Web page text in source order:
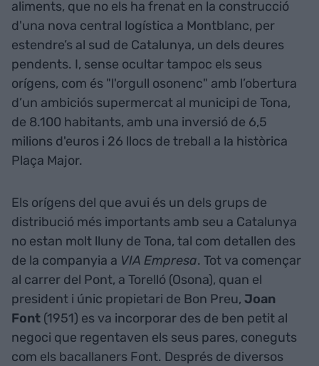
aliments, que no els ha frenat en la construcció
d'una nova central logística a Montblanc, per
estendre’s al sud de Catalunya, un dels deures
pendents. I, sense ocultar tampoc els seus
orígens, com és "l'orgull osonenc" amb l’obertura
d’un ambiciós supermercat al municipi de Tona,
de 8.100 habitants, amb una inversió de 6,5
milions d'euros i 26 llocs de treball a la històrica
Plaça Major.
Els orígens del que avui és un dels grups de
distribució més importants amb seu a Catalunya
no estan molt lluny de Tona, tal com detallen des
de la companyia a VIA Empresa. Tot va començar
al carrer del Pont, a Torelló (Osona), quan el
president i únic propietari de Bon Preu, Joan
Font (1951) es va incorporar des de ben petit al
negoci que regentaven els seus pares, coneguts
com els bacallaners Font. Després de diversos